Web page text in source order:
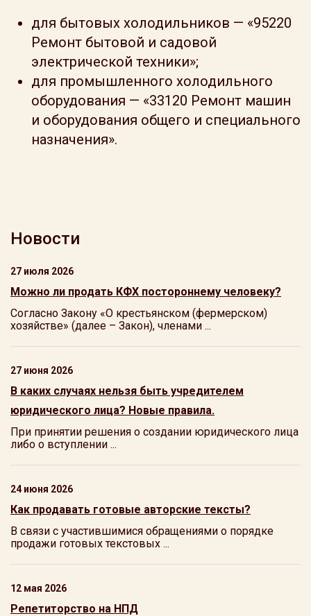
для бытовых холодильников — «95220
Ремонт бытовой и садовой
электрической техники»;
для промышленного холодильного
оборудования — «33120 Ремонт машин
и оборудования общего и специального
назначения».
Новости
27 июля 2026
Можно ли продать КФХ постороннему человеку?
Согласно Закону «О крестьянском (фермерском)
хозяйстве» (далее – Закон), членами ...
27 июня 2026
В каких случаях нельзя быть учредителем
юридического лица? Новые правила.
При принятии решения о создании юридического лица
либо о вступлении ...
24 июня 2026
Как продавать готовые авторские тексты?
В связи с участившимися обращениями о порядке
продажи готовых текстовых ...
12 мая 2026
Репетиторство на НПД